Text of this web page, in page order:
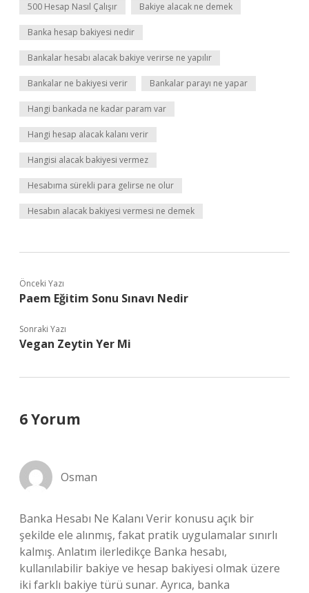
500 Hesap Nasıl Çalışır Bakiye alacak ne demek
Banka hesap bakiyesi nedir
Bankalar hesabı alacak bakiye verirse ne yapılır
Bankalar ne bakiyesi verir Bankalar parayı ne yapar
Hangi bankada ne kadar param var
Hangi hesap alacak kalanı verir
Hangisi alacak bakiyesi vermez
Hesabıma sürekli para gelirse ne olur
Hesabın alacak bakiyesi vermesi ne demek
Önceki Yazı
Paem Eğitim Sonu Sınavı Nedir
Sonraki Yazı
Vegan Zeytin Yer Mi
6 Yorum
Osman
Banka Hesabı Ne Kalanı Verir konusu açık bir
şekilde ele alınmış, fakat pratik uygulamalar sınırlı
kalmış. Anlatım ilerledikçe Banka hesabı,
kullanılabilir bakiye ve hesap bakiyesi olmak üzere
iki farklı bakiye türü sunar. Ayrıca, banka